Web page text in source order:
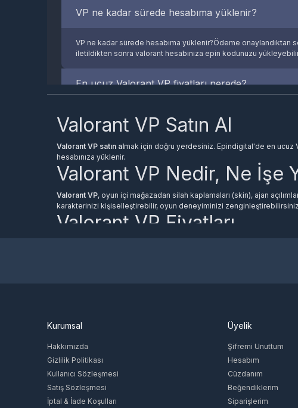
VP ne kadar sürede hesabıma yüklenir?
VP ne kadar sürede hesabıma yüklenir?Ödeme
iletildikten sonra valorant hesabınıza epin kodunuzu
En ucuz Valorant VP fiyatları nerede?
alabilirsiniz.
Valorant VP ile ne satın alabilirim?
Valorant VP ile ne satın alabilirim?VP ile oyun içi mağazadan
Valorant VP satın almak güvenli mi?
yardım alabilirsiniz.
Valorant VP Satın Al
Valorant VP satın almak için doğru yerdesiniz. Epindigital'de en ucuz
hesabınıza yüklenir.
Valorant VP Nedir, Ne İşe
Valorant VP, oyun içi mağazadan silah kaplamaları (skin), ajan
karakterinizi kişiselleştirebilir, oyun deneyiminizi
Valorant VP Fiyatları
Kurumsal
Hakkımızda
Gizlilik Politikası
Kullanıcı Sözleşmesi
Satış Sözleşmesi
İptal & İade Koşulları
Üyelik
Şifremi Unuttum
Hesabım
Cüzdanım
Beğendiklerim
Siparişlerim